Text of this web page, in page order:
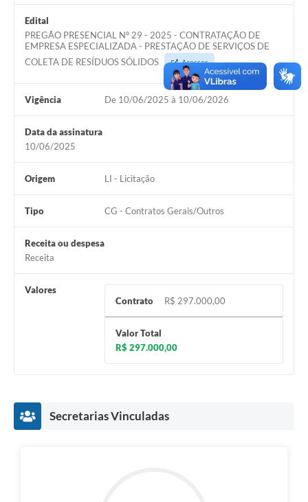
Edital
PREGÃO PRESENCIAL Nº 29 - 2025 - CONTRATAÇÃO DE
EMPRESA ESPECIALIZADA - PRESTAÇÃO DE SERVIÇOS DE
COLETA DE RESÍDUOS SÓLIDOS
Acessar
Vigência De 10/06/2025 à 10/06/2026
Data da assinatura
10/06/2025
Origem LI - Licitação
Tipo CG - Contratos Gerais/Outros
Receita ou despesa
Receita
Valores
Contrato
R$ 297.000,00
Valor Total
R$ 297.000,00
Secretarias Vinculadas